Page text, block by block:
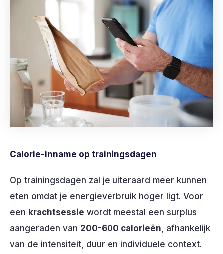
Calorie-inname op trainingsdagen
Op trainingsdagen zal je uiteraard meer kunnen
eten omdat je energieverbruik hoger ligt. Voor
een krachtsessie wordt meestal een surplus
aangeraden van 200-600 calorieën , afhankelijk
van de intensiteit, duur en individuele context.